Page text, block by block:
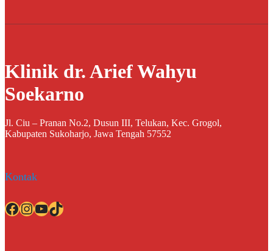
Klinik dr. Arief Wahyu
Soekarno
Jl. Ciu – Pranan No.2, Dusun III, Telukan, Kec. Grogol,
Kabupaten Sukoharjo, Jawa Tengah 57552
Kontak
Facebook InstagramYouTube TikTok